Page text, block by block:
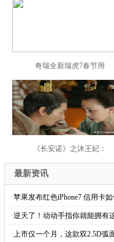
奇瑞全新瑞虎7春节用
《长安诺》之沐王妃：
最新资讯
·苹果发布红色iPhone7 信用卡
·逆天了！动动手指你就能拥有
·上市仅一个月，这款双2.5D弧